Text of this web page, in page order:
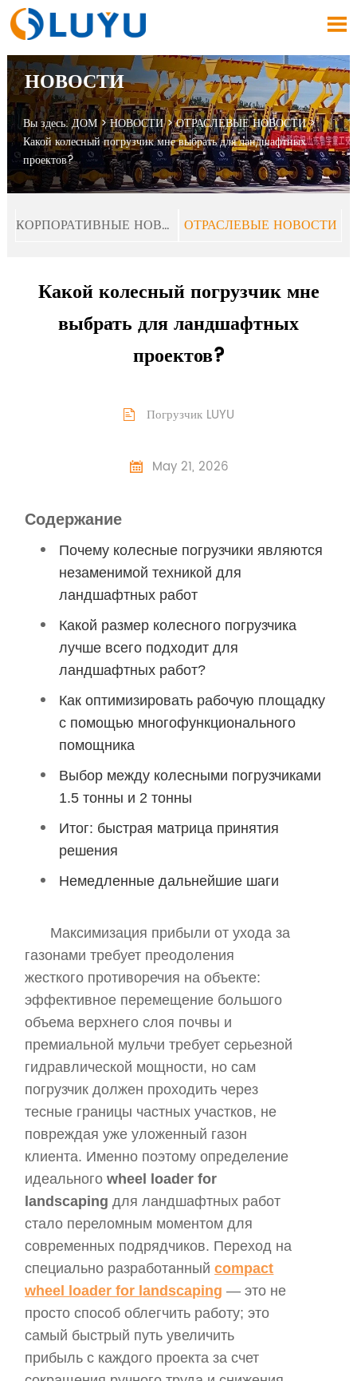

НОВОСТИ
Вы здесь:ДОМ>НОВОСТИ>ОТРАСЛЕВЫЕ НОВОСТИ>
Какой колесный погрузчик мне выбрать для ландшафтных
проектов?
КОРПОРАТИВНЫЕ НОВОСТИ ОТРАСЛЕВЫЕ НОВОСТИ
Какой колесный погрузчик мне
выбрать для ландшафтных
проектов?
 Погрузчик LUYU
 May 21, 2026
Содержание
Почему колесные погрузчики являются
незаменимой техникой для
ландшафтных работ
Какой размер колесного погрузчика
лучше всего подходит для
ландшафтных работ?
Как оптимизировать рабочую площадку
с помощью многофункционального
помощника
Выбор между колесными погрузчиками
1.5 тонны и 2 тонны
Итог: быстрая матрица принятия
решения
Немедленные дальнейшие шаги
Максимизация прибыли от ухода за
газонами требует преодоления
жесткого противоречия на объекте:
эффективное перемещение большого
объема верхнего слоя почвы и
премиальной мульчи требует серьезной
гидравлической мощности, но сам
погрузчик должен проходить через
тесные границы частных участков, не
повреждая уже уложенный газон
клиента. Именно поэтому определение
идеальногоwheel loader for
landscaping для ландшафтных работ
стало переломным моментом для
современных подрядчиков. Переход на
специально разработанныйcompact
wheel loader for landscaping — это не
просто способ облегчить работу; это
самый быстрый путь увеличить
прибыль с каждого проекта за счет